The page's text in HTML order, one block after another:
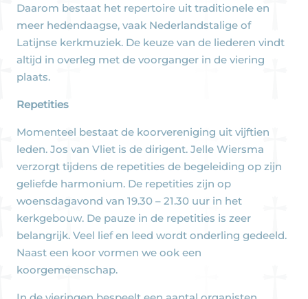
Daarom bestaat het repertoire uit traditionele en
meer hedendaagse, vaak Nederlandstalige of
Latijnse kerkmuziek. De keuze van de liederen vindt
altijd in overleg met de voorganger in de viering
plaats.
Repetities
Momenteel bestaat de koorvereniging uit vijftien
leden. Jos van Vliet is de dirigent. Jelle Wiersma
verzorgt tijdens de repetities de begeleiding op zijn
geliefde harmonium. De repetities zijn op
woensdagavond van 19.30 – 21.30 uur in het
kerkgebouw. De pauze in de repetities is zeer
belangrijk. Veel lief en leed wordt onderling gedeeld.
Naast een koor vormen we ook een
koorgemeenschap.